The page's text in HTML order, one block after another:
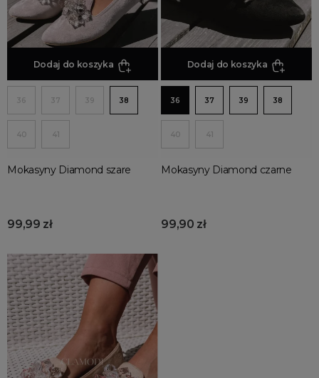
Dodaj do koszyka
36 37 39 38
40 41
Mokasyny Diamond szare
99,99 zł
Dodaj do koszyka
36 37 39 38
40 41
Mokasyny Diamond czarne
99,90 zł